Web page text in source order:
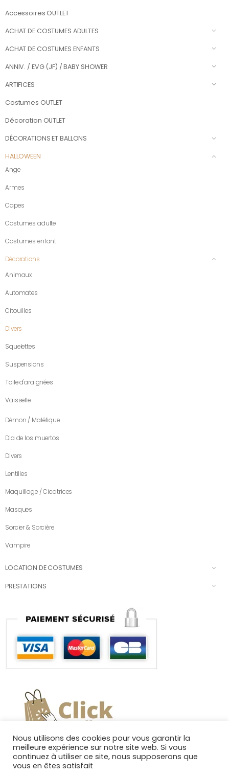
Accessoires OUTLET
ACHAT DE COSTUMES ADULTES
ACHAT DE COSTUMES ENFANTS
ANNIV. / EVG (JF) / BABY SHOWER
ARTIFICES
Costumes OUTLET
Décoration OUTLET
DÉCORATIONS ET BALLONS
HALLOWEEN
Ange
Armes
Capes
Costumes adulte
Costumes enfant
Décorations
Animaux
Automates
Citouilles
Divers
Squelettes
Suspensions
Toile d'araignées
Vaisselle
Démon / Maléfique
Dia de los muertos
Divers
Lentilles
Maquillage / Cicatrices
Masques
Sorcier & Sorcière
Vampire
LOCATION DE COSTUMES
PRESTATIONS
Nous utilisons des cookies pour vous garantir la
meilleure expérience sur notre site web. Si vous
continuez à utiliser ce site, nous supposerons que
vous en êtes satisfait